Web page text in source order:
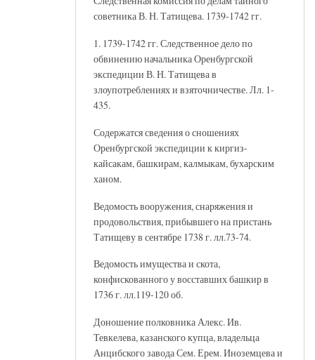
советника В. Н. Татищева. 1739-1742 гг.
1. 1739-1742 гг. Следственное дело по
обвинению начальника Оренбургской
экспедиции В. Н. Татищева в
злоупотреблениях и взяточничестве. Лл. 1-
435.
Содержатся сведения о сношениях
Оренбургской экспедиции к киргиз-
кайсакам, башкирам, калмыкам, бухарским
ханом.
Ведомость вооружения, снаряжения и
продовольствия, прибывшего на пристань
Татищеву в сентябре 1738 г. лл.73-74.
Ведомость имущества и скота,
конфискованного у восставших башкир в
1736 г. лл.119-120 об.
Доношение полковника Алекс. Ив.
Тевкелева, казанского купца, владельца
Анцибского завода Сем. Ерем. Иноземцева и